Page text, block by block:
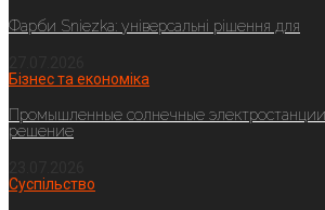
Фарби Sniezka: універсальні рішення для
Бізнес та економіка
Промышленные солнечные
решение
Суспільство